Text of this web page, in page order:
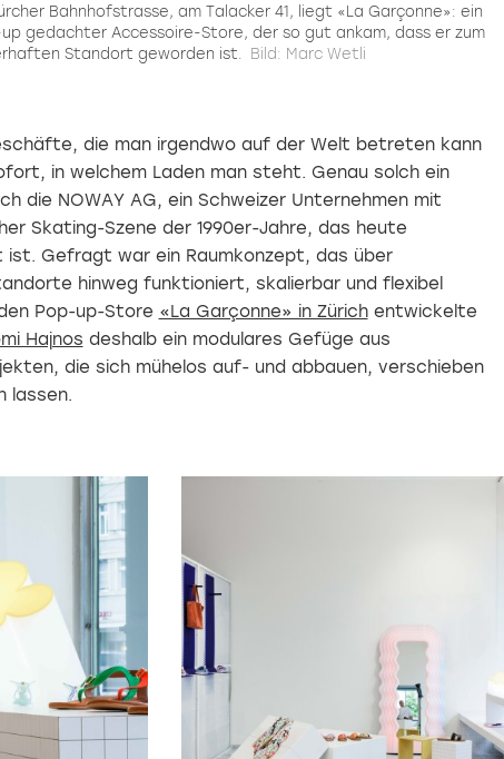
Bahnhofstrasse, am Talacker 41, liegt «La Garçonne»: ein
gedachter Accessoire-Store, der so gut ankam, dass er zum
Standort geworden ist.
Bild: Marc Wetli
die man irgendwo auf der Welt betreten kann
in welchem Laden man steht. Genau solch ein
die NOWAY AG, ein Schweizer Unternehmen mit
Skating-Szene der 1990er-Jahre, das heute
ist. Gefragt war ein Raumkonzept, das über
hinweg funktioniert, skalierbar und flexibel
Pop-up-Store «La Garçonne» in Zürichentwickelte
Hajnos deshalb ein modulares Gefüge aus
die sich mühelos auf- und abbauen, verschieben
lassen.